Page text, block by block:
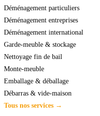
Déménagement particuliers
Déménagement entreprises
Déménagement international
Garde-meuble & stockage
Nettoyage fin de bail
Monte-meuble
Emballage & déballage
Débarras & vide-maison
Tous nos services →